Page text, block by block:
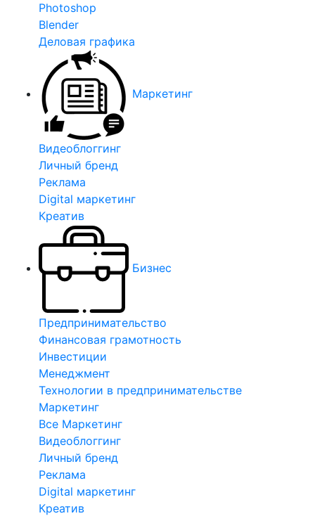
Photoshop
Blender
Деловая графика
Маркетинг
Видеоблоггинг
Личный бренд
Реклама
Digital маркетинг
Креатив
Бизнес
Предпринимательство
Финансовая грамотность
Инвестиции
Менеджмент
Технологии в предпринимательстве
Маркетинг
Все Маркетинг
Видеоблоггинг
Личный бренд
Реклама
Digital маркетинг
Креатив